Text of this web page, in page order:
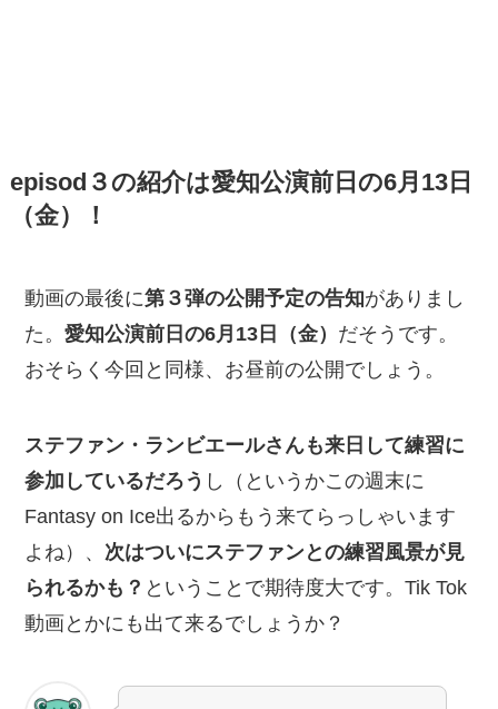
episod３の紹介は愛知公演前日の6月13日
（金）！
動画の最後に第３弾の公開予定の告知がありまし
た。愛知公演前日の6月13日（金） だそうです。
おそらく今回と同様、お昼前の公開でしょう。
ステファン・ランビエールさんも来日して練習に
参加しているだろう し（というかこの週末に
Fantasy on Ice出るからもう来てらっしゃいます
よね）、 次はついにステファンとの練習風景が見
られるかも？ ということで期待度大です。Tik Tok
動画とかにも出て来るでしょうか？